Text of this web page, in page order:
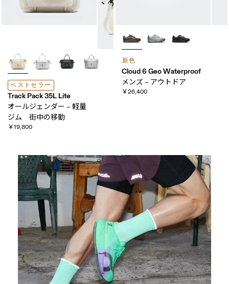
ベストセラー
Track Pack 35L Lite
オールジェンダー – 軽量
ジム 街中の​移動
￥19,800
新色
Cloud 6 Geo Waterproof
メンズ – アウトドア
￥26,400